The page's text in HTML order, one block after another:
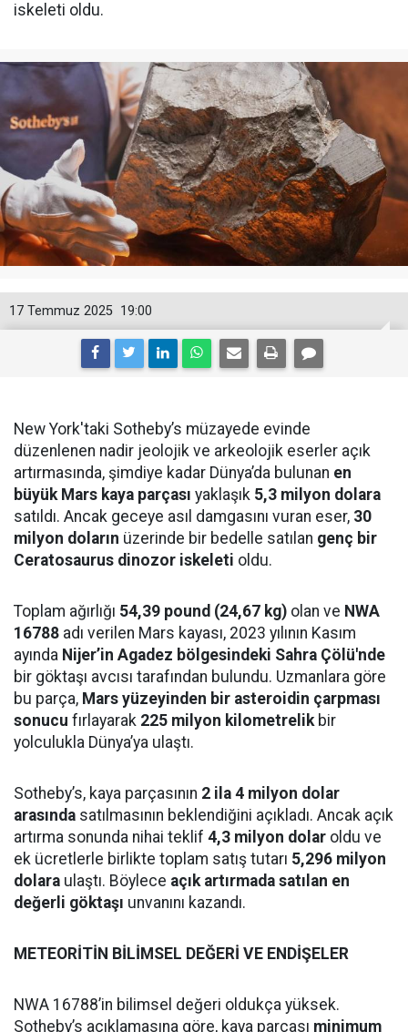
iskeleti oldu.
19:00
17 Temmuz 2025
New York'taki Sotheby’s müzayede evinde
düzenlenen nadir jeolojik ve arkeolojik eserler açık
artırmasında, şimdiye kadar Dünya’da bulunan en
büyük Mars kaya parçası yaklaşık 5,3 milyon dolara
satıldı. Ancak geceye asıl damgasını vuran eser, 30
milyon doların üzerinde bir bedelle satılan genç bir
Ceratosaurus dinozor iskeleti oldu.
Toplam ağırlığı 54,39 pound (24,67 kg) olan ve NWA
16788 adı verilen Mars kayası, 2023 yılının Kasım
ayında Nijer’in Agadez bölgesindeki Sahra Çölü'nde
bir göktaşı avcısı tarafından bulundu. Uzmanlara göre
bu parça, Mars yüzeyinden bir asteroidin çarpması
sonucu fırlayarak 225 milyon kilometrelikbir
yolculukla Dünya’ya ulaştı.
Sotheby’s, kaya parçasının 2 ila 4 milyon dolar
arasında satılmasının beklendiğini açıkladı. Ancak açık
artırma sonunda nihai teklif 4,3 milyon dolar oldu ve
ek ücretlerle birlikte toplam satış tutarı 5,296 milyon
dolara ulaştı. Böylece açık artırmada satılan en
değerli göktaşı unvanını kazandı.
METEORİTİN BİLİMSEL DEĞERİ VE ENDİŞELER
NWA 16788’in bilimsel değeri oldukça yüksek.
Sotheby’s açıklamasına göre, kaya parçası minimum